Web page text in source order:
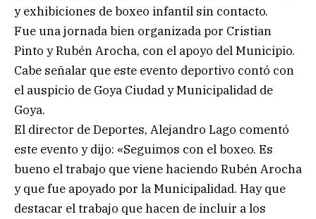
y exhibiciones de boxeo infantil sin contacto.
Fue una jornada bien organizada por Cristian
Pinto y Rubén Arocha, con el apoyo del Municipio.
Cabe señalar que este evento deportivo contó con
el auspicio de Goya Ciudad y Municipalidad de
Goya.
El director de Deportes, Alejandro Lago comentó
este evento y dijo: «Seguimos con el boxeo. Es
bueno el trabajo que viene haciendo Rubén Arocha
y que fue apoyado por la Municipalidad. Hay que
destacar el trabajo que hacen de incluir a los